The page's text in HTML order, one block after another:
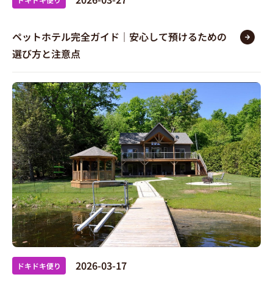
ペットホテル完全ガイド｜安心して預けるための
選び方と注意点
ドキドキ便り 2026-03-17